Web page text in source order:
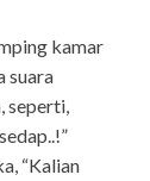
kamar
suara
seperti,
“Kalian